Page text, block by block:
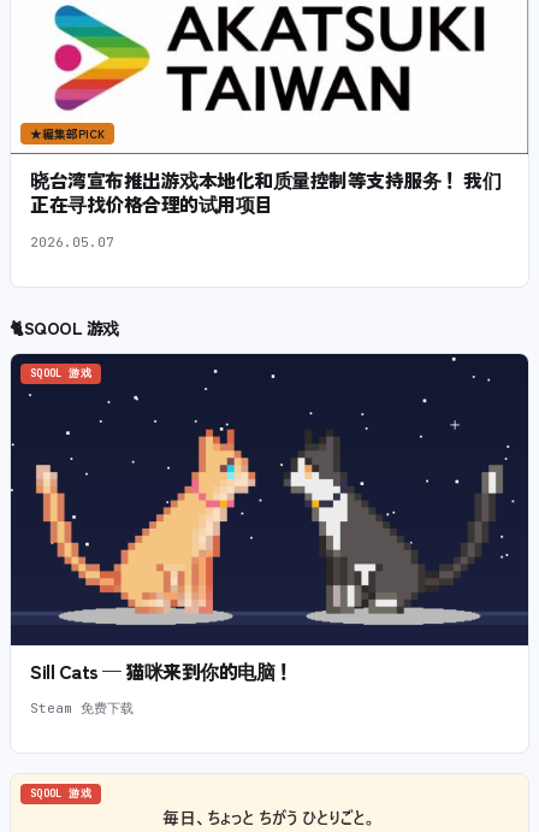
★編集部PICK
晓台湾宣布推出游戏本地化和质量控制等支持服务！ 我们
正在寻找价格合理的试用项目
2026.05.07
🐈SQOOL 游戏
SQOOL 游戏
Sill Cats — 猫咪来到你的电脑！
Steam 免费下载
SQOOL 游戏